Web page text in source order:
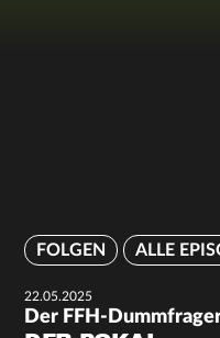
FOLGEN ALLE
22.05.2025
Der FFH-